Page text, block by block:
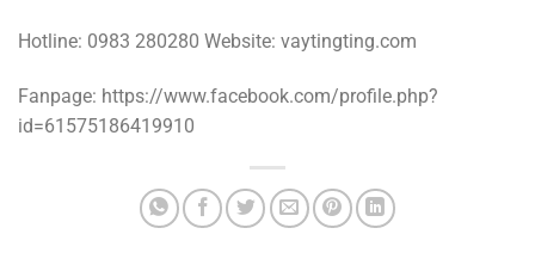
Hotline: 0983 280280 Website: vaytingting.com
Fanpage: https://www.facebook.com/profile.php?
id=61575186419910